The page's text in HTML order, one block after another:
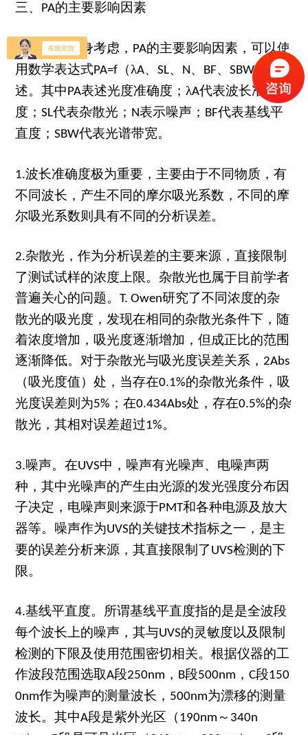
三、 PA的主要影响因素
仅从仪器本身考虑， PA的主要影响因素，可以使
用数学表达式PA=f （λA、SL、 N、 BF、SBW）描
述。其中PA表述光度准确度；λA代表波长准确
度；SL代表杂散光； N表示噪声； BF代表基线平
直度；SBW代表光谱带宽。
1.波长准确度极为重要，主要由于不同物质，有
不同波长，产生不同的摩尔吸光系数，不同的摩
尔吸光系数则具有不同的分析误差。
2.杂散光，作为分析误差的主要来源，直接限制
了测试试样的浓度上限。杂散光也属于目前学者
普遍关心的问题。T. Owen研究了不同浓度的杂
散光的吸光度，发现在相同的杂散光条件下，随
着浓度增加，吸光度逐渐增加，但成正比的范围
逐渐降低。对于杂散光与吸光度误差关系， 2Abs
（吸光度值）处，当存在0.1%的杂散光条件，吸
光度误差则为5% ；在0.434Abs处，存在0.5%的杂
散光，其相对误差超过1%。
3.噪声。在UVS中，噪声有光噪声、电噪声两
种，其中光噪声的产生由光源的发光强度分布因
子决定，电噪声则来源于PMT和各种电源及放大
器等。噪声作为UVS的关键技术指标之一，是主
要的误差分析来源，其直接限制了 UVS检测的下
限。
4.基线平直度。所谓基线平直度指的是是全波段
每个波长上的噪声，其与UVS的灵敏度以及限制
检测的下限及使用范围密切相关。根据仪器的工
作波段范围选取A段250nm ， B段500nm ，C段150
0nm作为噪声的测量波长， 500nm为漂移的测量
波长。其中A段是紫外光区（ 190nm ～ 340n